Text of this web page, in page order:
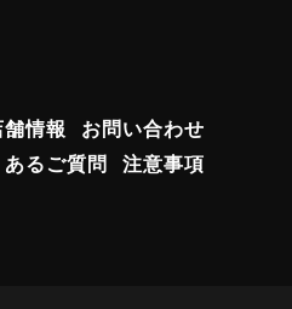
舗情報
お問い合わせ
あるご質問 注意事項